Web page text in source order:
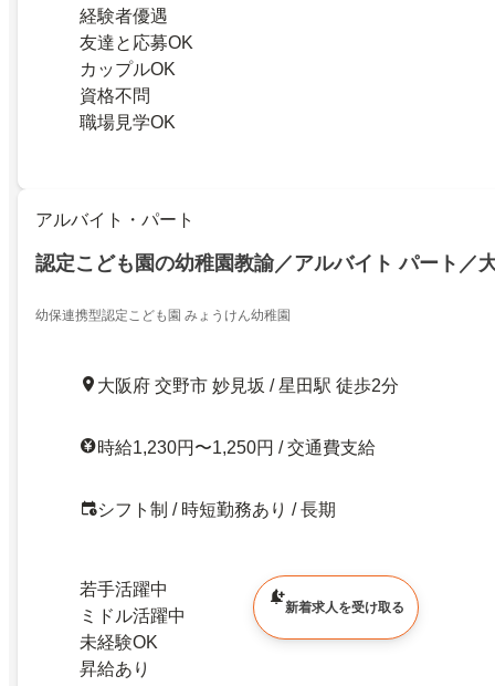
経験者優遇
友達と応募OK
カップルOK
資格不問
職場見学OK
アルバイト・パート
認定こども園の幼稚園教諭／アルバイト パート／
幼保連携型認定こども園 みょうけん幼稚園
大阪府 交野市 妙見坂 / 星田駅 徒歩2分
時給1,230円〜1,250円 / 交通費支給
シフト制 / 時短勤務あり / 長期
若手活躍中
ミドル活躍中
未経験OK
昇給あり
新着求人を受け取る